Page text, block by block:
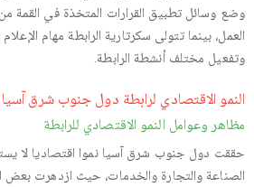
وضع وسائل تطبيق القرارات المتخذة في القمة
العمل، بينما تتولى سكرتارية الرابطة مھام
وتفعيل مختلف أنشطة الرابطة.
النمو الاقتصادي لرابطة دول جنوب شرق
مظاھر وعوامل النمو الاقتصادي للرابطة
حققت دول جنوب شرق آسيا نموا اقتصاديا لا
الصناعة والتجارة والخدمات، حيث ازدھرت بعض